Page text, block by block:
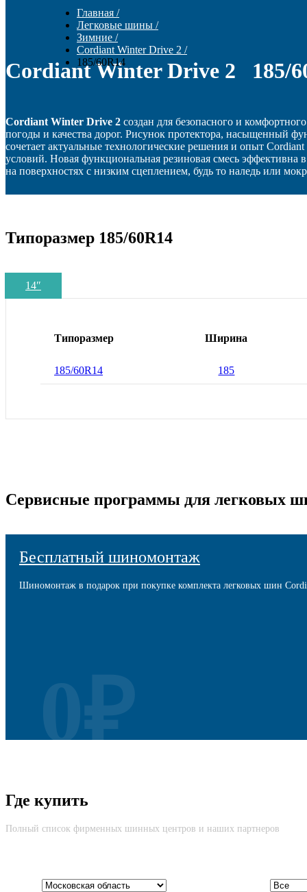
Главная /
Легковые шины /
Зимние /
Cordiant Winter Drive 2 /
185/60R14
Cordiant Winter Drive 2 185/
Cordiant Winter Drive 2 создан для безопасного и
погоды и качества дорог. Рисунок протектора, насыщенный
сочетает актуальные технологические решения и опыт
условий. Новая функциональная резиновая смесь эффективна
на поверхностях с низким сцеплением, будь то наледь или
Типоразмер 185/60R14
14″
Типоразмер Ширина
185/60R14 185
Сервисные программы для легковых
0₽
Бесплатный шиномонтаж
Шиномонтаж в подарок при покупке комплекта легковых шин
Где купить
Полный список фирменных шинных центров и наших партнеров